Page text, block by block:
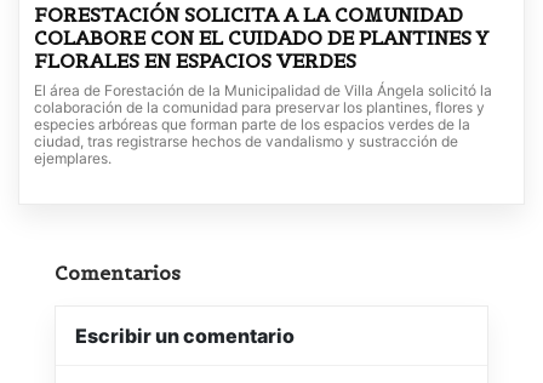
FORESTACIÓN SOLICITA A LA COMUNIDAD
COLABORE CON EL CUIDADO DE PLANTINES Y
FLORALES EN ESPACIOS VERDES
El área de Forestación de la Municipalidad de Villa Ángela solicitó la
colaboración de la comunidad para preservar los plantines, flores y
especies arbóreas que forman parte de los espacios verdes de la
ciudad, tras registrarse hechos de vandalismo y sustracción de
ejemplares.
Comentarios
Escribir un comentario